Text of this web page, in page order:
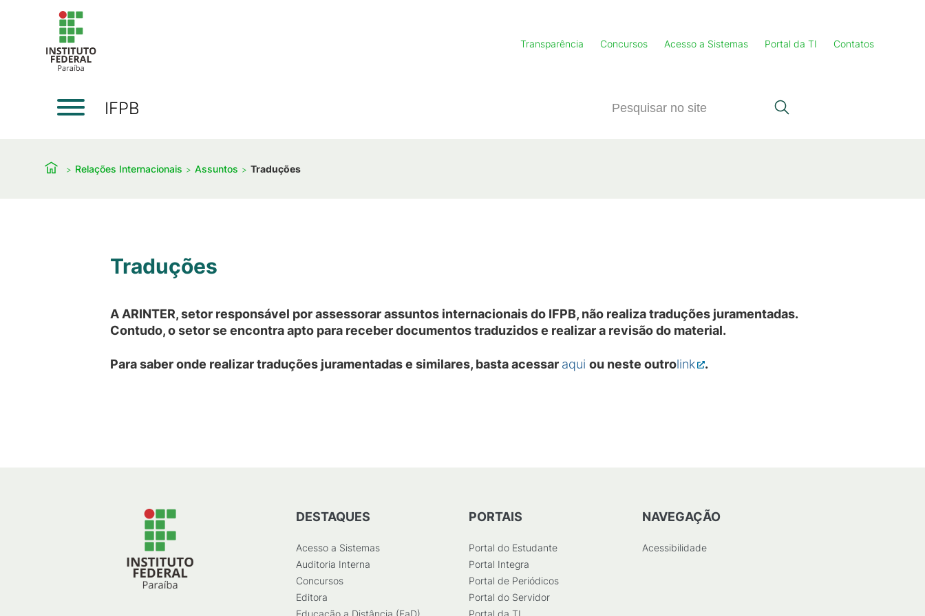
Transparência Concursos Acesso a Sistemas Portal da TI Contatos
IFPB
Relações Internacionais Assuntos Traduções
Traduções
A ARINTER, setor responsável por assessorar assuntos internacionais do IFPB, não realiza traduções juramentadas.
Contudo, o setor se encontra apto para receber documentos traduzidos e realizar a revisão do material.
Para saber onde realizar traduções juramentadas e similares, basta acessar aqui ou neste outrolink .
DESTAQUES
Acesso a Sistemas
Auditoria Interna
Concursos
Editora
Educação a Distância (EaD)
PORTAIS
Portal do Estudante
Portal Integra
Portal de Periódicos
Portal do Servidor
Portal da TI
NAVEGAÇÃO
Acessibilidade